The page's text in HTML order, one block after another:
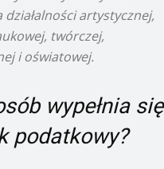
działalności artystycznej,
twórczej,
i oświatowej.
wypełnia się
podatkowy?